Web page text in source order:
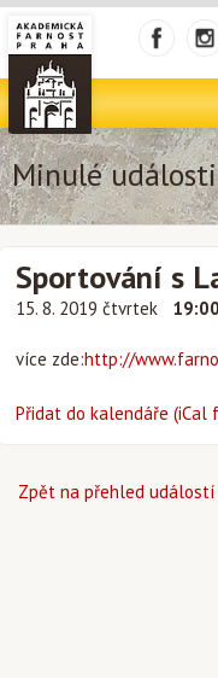
Minulé události
Sportování s
15. 8. 2019 čtvrtek
více zde:http://
Přidat do kalendáře (iCal
Zpět na přehled událostí